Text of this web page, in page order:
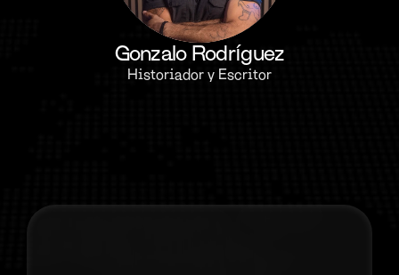
Gonzalo Rodríguez
Historiador y Escritor